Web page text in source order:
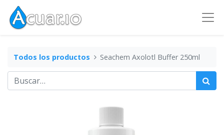
Todos los productos Seachem Axolotl Buffer 250ml